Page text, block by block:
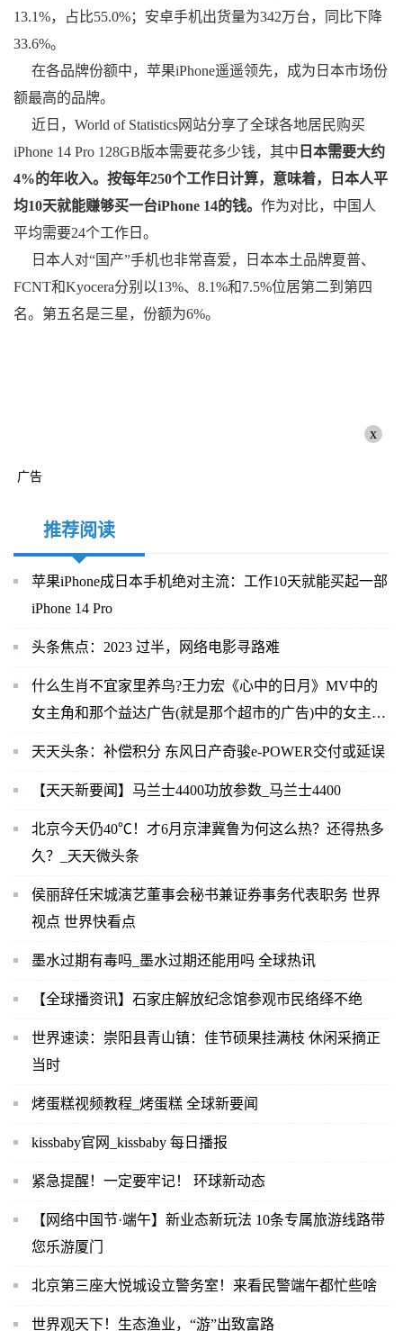
13.1%，占比55.0%；安卓手机出货量为342万台，同比下降
33.6%。
在各品牌份额中，苹果iPhone遥遥领先，成为日本市场份
额最高的品牌。
近日，World of Statistics网站分享了全球各地居民购买
iPhone 14 Pro 128GB版本需要花多少钱，其中 日本需要大约
4%的年收入。按每年250个工作日计算，意味着，日本人平
均10天就能赚够买一台iPhone 14的钱。 作为对比，中国人
平均需要24个工作日。
日本人对“国产”手机也非常喜爱，日本本土品牌夏普、
FCNT和Kyocera分别以13%、8.1%和7.5%位居第二到第四
名。第五名是三星，份额为6%。
x
广告
推荐阅读
苹果iPhone成日本手机绝对主流：工作10天就能买起一部
iPhone 14 Pro
头条焦点：2023 过半，网络电影寻路难
什么生肖不宜家里养鸟?王力宏《心中的日月》MV中的
女主角和那个益达广告(就是那个超市的广告)中的女主角
天天头条：补偿积分 东风日产奇骏e-POWER交付或延误
【天天新要闻】马兰士4400功放参数_马兰士4400
北京今天仍40℃！才6月京津冀鲁为何这么热？还得热多
久？_天天微头条
侯丽辞任宋城演艺董事会秘书兼证券事务代表职务 世界
视点 世界快看点
墨水过期有毒吗_墨水过期还能用吗 全球热讯
【全球播资讯】石家庄解放纪念馆参观市民络绎不绝
世界速读：崇阳县青山镇：佳节硕果挂满枝 休闲采摘正
当时
烤蛋糕视频教程_烤蛋糕 全球新要闻
kissbaby官网_kissbaby 每日播报
紧急提醒！一定要牢记！ 环球新动态
【网络中国节·端午】新业态新玩法 10条专属旅游线路带
您乐游厦门
北京第三座大悦城设立警务室！来看民警端午都忙些啥
世界观天下！生态渔业，“游”出致富路